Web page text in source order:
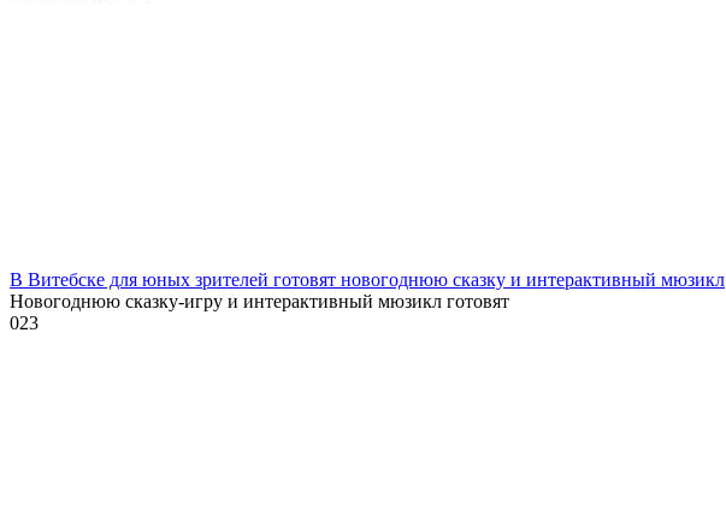
В Витебске для юных зрителей готовят новогоднюю сказку и интерактивный мюзикл
Новогоднюю сказку-игру и интерактивный мюзикл готовят
023